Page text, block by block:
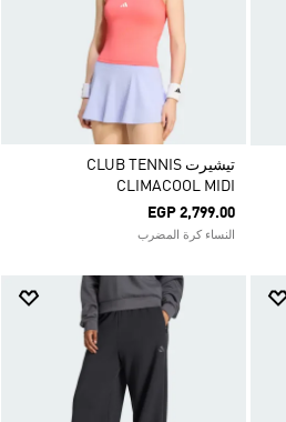
تيشيرت CLUB TENNIS
CLIMACOOL MIDI
EGP 2,799.00
النساء كرة المضرب